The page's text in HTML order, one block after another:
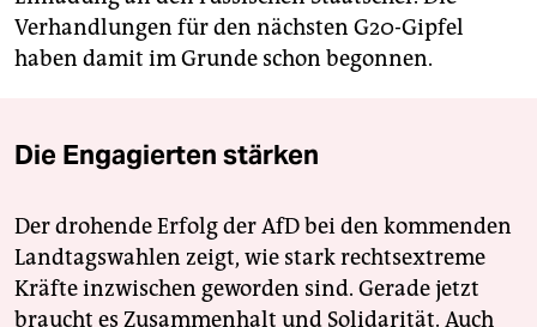
Verhandlungen für den nächsten G20-Gipfel
haben damit im Grunde schon begonnen.
Die Engagierten stärken
Der drohende Erfolg der AfD bei den kommenden
Landtagswahlen zeigt, wie stark rechtsextreme
Kräfte inzwischen geworden sind. Gerade jetzt
braucht es Zusammenhalt und Solidarität. Auch